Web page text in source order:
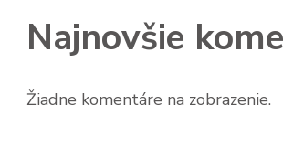
Najnovšie
Žiadne komentáre na zobrazenie.